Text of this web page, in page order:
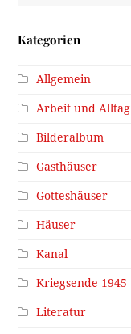
Kategorien
Allgemein
Arbeit und Alltag
Bilderalbum
Gasthäuser
Gotteshäuser
Häuser
Kanal
Kriegsende 1945
Literatur